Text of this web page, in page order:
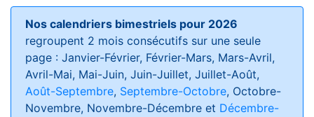
Nos calendriers bimestriels pour 2026
regroupent 2 mois consécutifs sur une seule
page : Janvier-Février, Février-Mars, Mars-Avril,
Avril-Mai, Mai-Juin, Juin-Juillet, Juillet-Août,
Août-Septembre, Septembre-Octobre, Octobre-
Novembre, Novembre-Décembre et Décembre-